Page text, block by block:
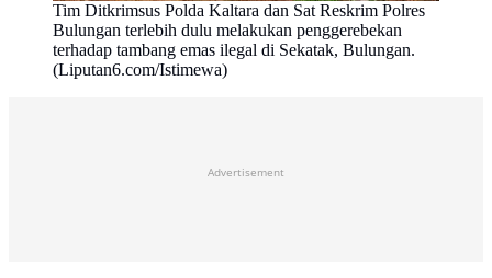
Tim Ditkrimsus Polda Kaltara dan Sat Reskrim Polres
Bulungan terlebih dulu melakukan penggerebekan
terhadap tambang emas ilegal di Sekatak, Bulungan.
(Liputan6.com/Istimewa)
Advertisement